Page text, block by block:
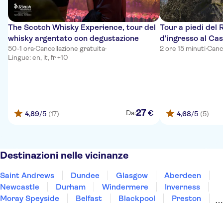
The Scotch Whisky Experience, tour del
whisky argentato con degustazione
50-1 ora·Cancellazione gratuita·
Lingue: en, it, fr +10
4,89/5 (17) Da:27 €
Tour a piedi del
d'ingresso al
2 ore 15 minuti·
4,68/5 (5)
Destinazioni nelle vicinanze
Saint Andrews Dundee Glasgow
Aberdeen
Newcastle
Durham Windermere
Inverness
Moray Speyside
Belfast Blackpool
Preston